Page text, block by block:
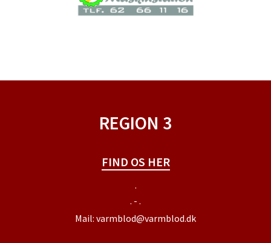
REGION 3
FIND OS HER
.
. - .
Mail: varmblod@varmblod.dk